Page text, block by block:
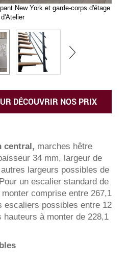
New York et garde-corps d'étage
d'Atelier
DÉCOUVRIR NOS PRIX
central, marches hêtre
34 mm, largeur de
largeurs possibles de
un escalier standard de
comprise entre 267,1
escaliers possibles entre 12
à monter de 228,1